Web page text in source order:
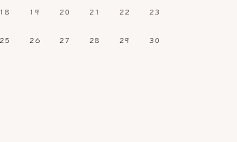
18 19 20 21 22 23
25 26 27 28 29 30